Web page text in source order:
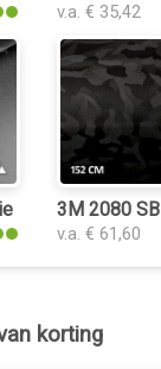
v.a. € 35,42
3M 2080
v.a. € 61,60
korting